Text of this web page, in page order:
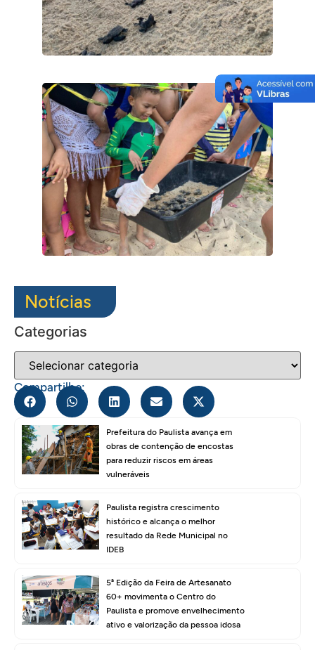
Notícias
Categorias
Compartilhe:
Prefeitura do Paulista avança em
obras de contenção de encostas
para reduzir riscos em áreas
vulneráveis
Paulista registra crescimento
histórico e alcança o melhor
resultado da Rede Municipal no
IDEB
5ª Edição da Feira de Artesanato
60+ movimenta o Centro do
Paulista e promove envelhecimento
ativo e valorização da pessoa idosa